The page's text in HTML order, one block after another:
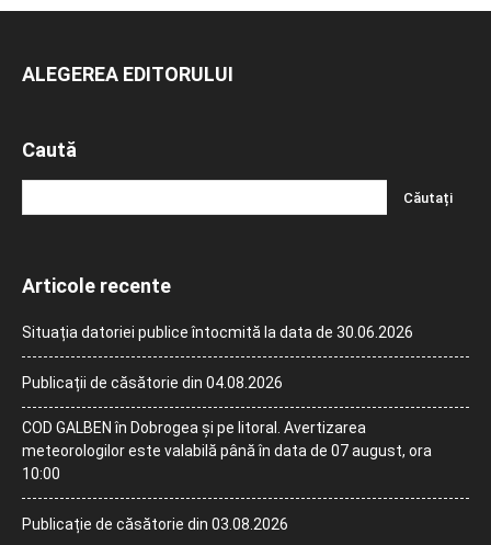
ALEGEREA EDITORULUI
Caută
Articole recente
Situația datoriei publice întocmită la data de 30.06.2026
Publicații de căsătorie din 04.08.2026
COD GALBEN în Dobrogea și pe litoral. Avertizarea
meteorologilor este valabilă până în data de 07 august, ora
10:00
Publicație de căsătorie din 03.08.2026